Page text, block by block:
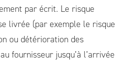
par écrit. Le risque
livrée (par exemple le risque
ou détérioration des
fournisseur jusqu’à l’arrivée